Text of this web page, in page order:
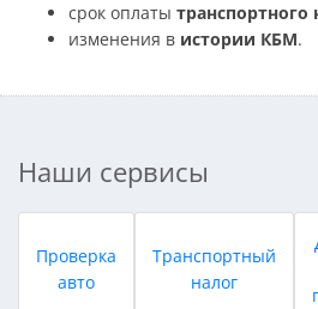
срок оплаты транспортного
изменения в истории КБМ.
Наши сервисы
Проверка
авто
Транспортный
налог